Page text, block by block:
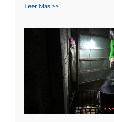
Leer Más >>